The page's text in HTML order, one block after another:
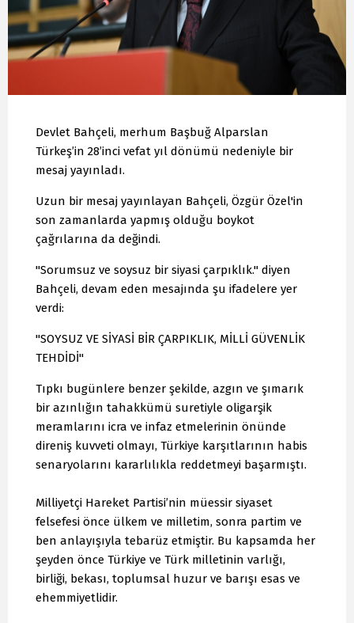
Devlet Bahçeli, merhum Başbuğ Alparslan
Türkeş’in 28’inci vefat yıl dönümü nedeniyle bir
mesaj yayınladı.
Uzun bir mesaj yayınlayan Bahçeli, Özgür Özel'in
son zamanlarda yapmış olduğu boykot
çağrılarına da değindi.
"Sorumsuz ve soysuz bir siyasi çarpıklık." diyen
Bahçeli, devam eden mesajında şu ifadelere yer
verdi:
"SOYSUZ VE SİYASİ BİR ÇARPIKLIK, MİLLİ GÜVENLİK
TEHDİDİ"
Tıpkı bugünlere benzer şekilde, azgın ve şımarık
bir azınlığın tahakkümü suretiyle oligarşik
meramlarını icra ve infaz etmelerinin önünde
direniş kuvveti olmayı, Türkiye karşıtlarının habis
senaryolarını kararlılıkla reddetmeyi başarmıştı.
Milliyetçi Hareket Partisi’nin müessir siyaset
felsefesi önce ülkem ve milletim, sonra partim ve
ben anlayışıyla tebarüz etmiştir. Bu kapsamda her
şeyden önce Türkiye ve Türk milletinin varlığı,
birliği, bekası, toplumsal huzur ve barışı esas ve
ehemmiyetlidir.